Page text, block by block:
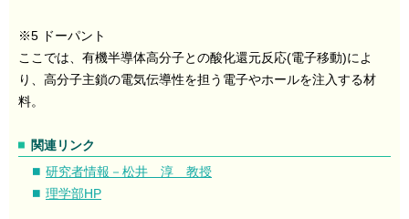
※5 ドーパント
ここでは、有機半導体高分子との酸化還元反応(電子移動)によ
り、高分子主鎖の電気伝導性を担う電子やホールを注入する材
料。
関連リンク
研究者情報－松井 淳 教授
理学部HP